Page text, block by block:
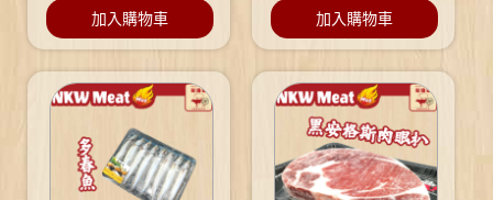
加入購物車 加入購物車